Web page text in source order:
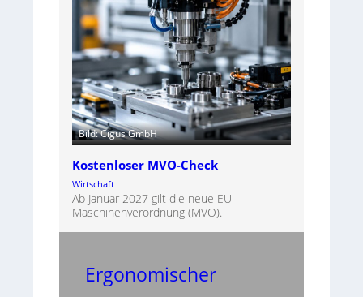
Bild: Cigus GmbH
Kostenloser MVO-Check
Wirtschaft
Ab Januar 2027 gilt die neue EU-
Maschinenverordnung (MVO).
Ergonomischer